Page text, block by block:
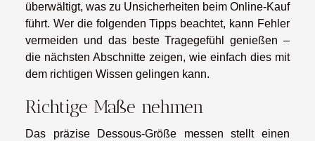
überwältigt, was zu Unsicherheiten beim Online-Kauf
führt. Wer die folgenden Tipps beachtet, kann Fehler
vermeiden und das beste Tragegefühl genießen –
die nächsten Abschnitte zeigen, wie einfach dies mit
dem richtigen Wissen gelingen kann.
Richtige Maße nehmen
Das präzise Dessous-Größe messen stellt einen